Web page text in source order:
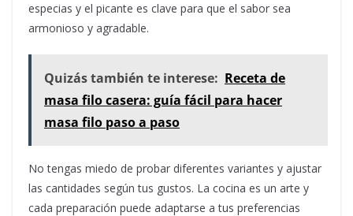
especias y el picante es clave para que el sabor sea
armonioso y agradable.
Quizás también te interese: Receta de
masa filo casera: guía fácil para hacer
masa filo paso a paso
No tengas miedo de probar diferentes variantes y ajustar
las cantidades según tus gustos. La cocina es un arte y
cada preparación puede adaptarse a tus preferencias